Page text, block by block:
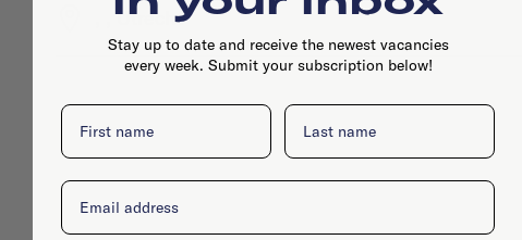
, , Utrecht
Stay up to date and receive the newest vacancies
every week. Submit your subscription below!
First name Last name
Email